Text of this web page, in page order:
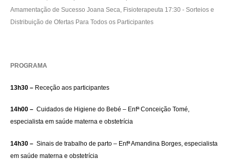
PROGRAMA
13h30 – Receção aos participantes
14h00 – Cuidados de Higiene do Bebé – Enfª Conceição Tomé,
especialista em saúde materna e obstetrícia
14h30 – Sinais de trabalho de parto – Enfª Amandina Borges, especialista
em saúde materna e obstetrícia